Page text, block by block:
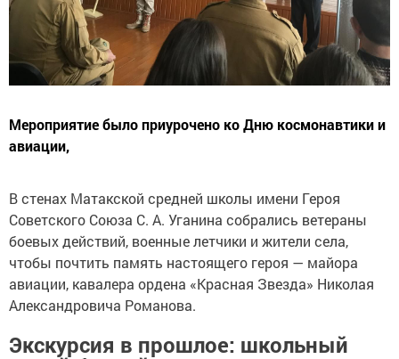
Мероприятие было приурочено ко Дню космонавтики и
авиации,
В стенах Матакской средней школы имени Героя
Советского Союза С. А. Уганина собрались ветераны
боевых действий, военные летчики и жители села,
чтобы почтить память настоящего героя — майора
авиации, кавалера ордена «Красная Звезда» Николая
Александровича Романова.
Экскурсия в прошлое: школьный